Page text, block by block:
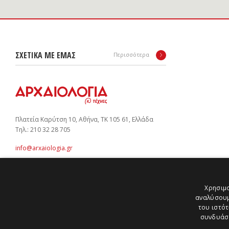
ΣΧΕΤΙΚΑ ΜΕ ΕΜΑΣ Περισσότερα
Πλατεία Καρύτση 10, Αθήνα, ΤΚ 105 61, Ελλάδα
Tηλ.: 210 32 28 705
info@arxaiologia.gr
του